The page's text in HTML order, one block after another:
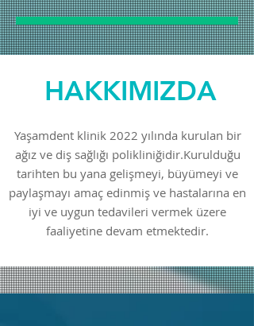
HAKKIMIZDA
Yaşamdent klinik 2022 yılında kurulan bir
ağız ve diş sağlığı polikliniğidir.Kurulduğu
tarihten bu yana gelişmeyi, büyümeyi ve
paylaşmayı amaç edinmiş ve hastalarına en
iyi ve uygun tedavileri vermek üzere
faaliyetine devam etmektedir.